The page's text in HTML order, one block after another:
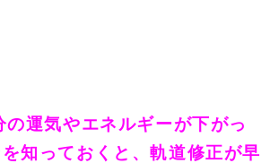
の運気やエネルギーが下がっ
知っておくと、軌道修正が早